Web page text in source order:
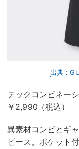
出典：
テックコンビネー
￥2,990（税込）
異素材コンビとギ
ピース。ポケット